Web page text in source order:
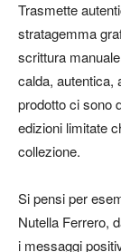
Trasmette
stratagemma
scrittura manuale
calda, autentica,
prodotto ci sono
edizioni limitate
collezione.
Si pensi per
Nutella Ferrero,
i messaggi